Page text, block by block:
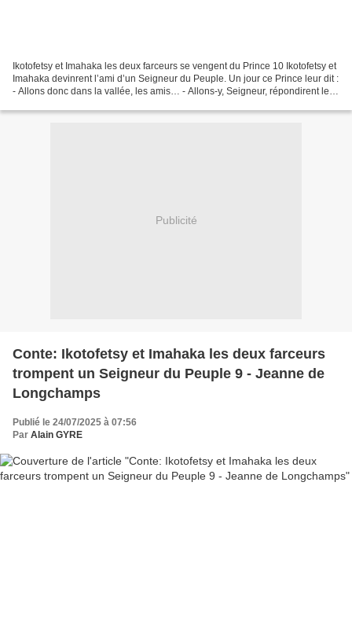
Ikotofetsy et Imahaka les deux farceurs se vengent du Prince 10 Ikotofetsy et
Imahaka devinrent l’ami d’un Seigneur du Peuple. Un jour ce Prince leur dit :
- Allons donc dans la vallée, les amis… - Allons-y, Seigneur, répondirent les
Publicité
Conte: Ikotofetsy et Imahaka les deux farceurs
trompent un Seigneur du Peuple 9 - Jeanne de
Longchamps
Publié le 24/07/2025 à 07:56
Par Alain GYRE